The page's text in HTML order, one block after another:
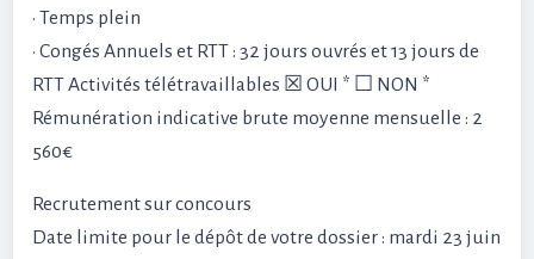
• Temps plein
• Congés Annuels et RTT : 32 jours ouvrés et 13 jours de
RTT Activités télétravaillables ☒ OUI * ☐ NON *
Rémunération indicative brute moyenne mensuelle : 2
560€
Recrutement sur concours
Date limite pour le dépôt de votre dossier : mardi 23 juin